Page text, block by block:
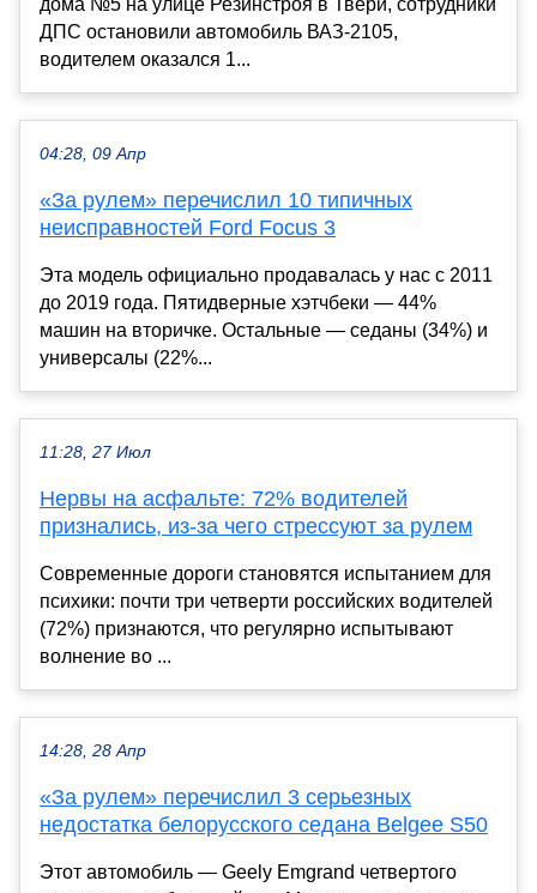
ДПС остановили автомобиль ВАЗ-2105,
водителем оказался 1...
04:28, 09 Апр
«За рулем» перечислил 10 типичных
неисправностей Ford Focus 3
Эта модель официально продавалась у нас с 2011
до 2019 года. Пятидверные хэтчбеки — 44%
машин на вторичке. Остальные — седаны (34%) и
универсалы (22%...
11:28, 27 Июл
Нервы на асфальте: 72% водителей
признались, из-за чего стрессуют за рулем
Современные дороги становятся испытанием для
психики: почти три четверти российских водителей
(72%) признаются, что регулярно испытывают
волнение во ...
14:28, 28 Апр
«За рулем» перечислил 3 серьезных
недостатка белорусского седана Belgee S50
Этот автомобиль — Geely Emgrand четвертого